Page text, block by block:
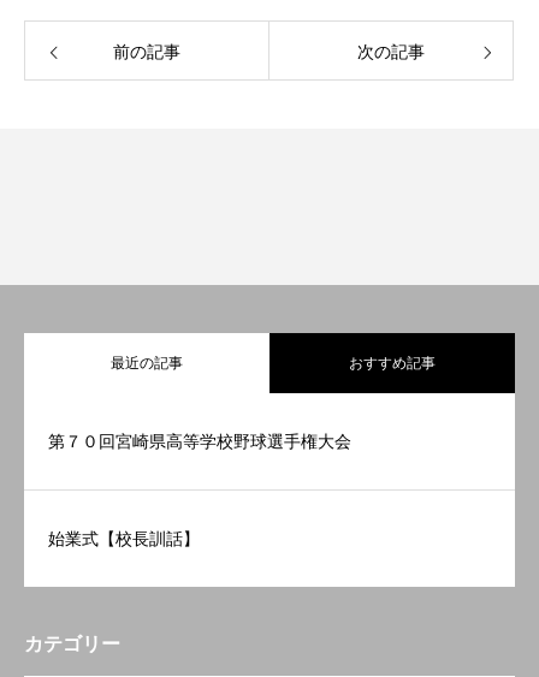
フクコウの生活
前の記事 次の記事
最近の記事 おすすめ記事
第７０回宮崎県高等学校野球選手権大会
始業式【校長訓話】
カテゴリー